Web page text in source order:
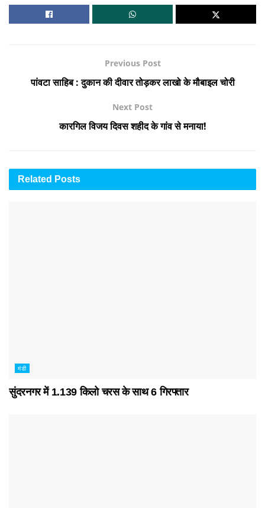
Previous Post
पांवटा साहिब : दुकान की दीवार तोड़कर लाखो के मौबाइल चोरी
Next Post
कारगिल विजय दिवस शहीद के गांव से मनाया!
Related Posts
मंडी
सुंदरनगर में 1.139 किलो चरस के साथ 6 गिरफ्तार